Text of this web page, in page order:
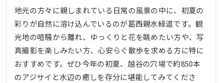
地元の方々に親しまれている日常の風景の中に、初夏の
彩りが自然に溶け込んでいるのが葛西親水緑道です。観
光地の喧騒から離れ、ゆっくりと花を眺めたい方や、写
真撮影を楽しみたい方、心安らぐ散歩を求める方に特に
おすすめです。ぜひ今年の初夏、越谷の穴場で約850本
のアジサイと水辺の癒しを存分に堪能してみてくださ